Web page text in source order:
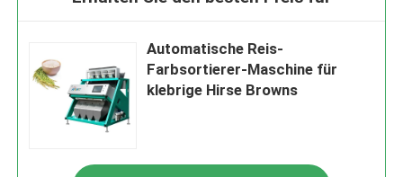
Automatische Reis-
Farbsortierer-Maschine für
klebrige Hirse Browns